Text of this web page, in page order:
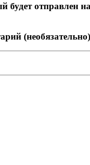
будет отправлен